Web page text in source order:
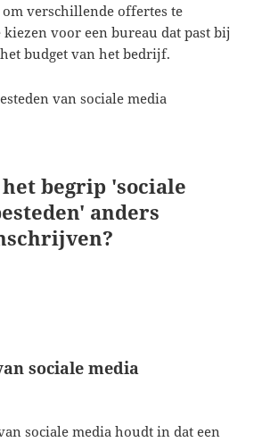
verschillende offertes te
voor een bureau dat past bij
budget van het bedrijf.
begrip 'sociale
anders
sociale media
sociale media houdt in dat een